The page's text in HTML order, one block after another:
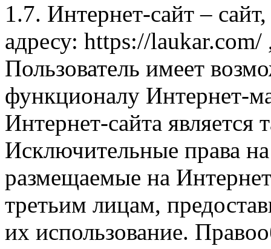
1.7. Интернет-сайт –
адресу: https://laukar.com/
Пользователь имеет
функционалу Интернет-
Интернет-сайта
Исключительные права
размещаемые на
третьим лицам,
их использование.